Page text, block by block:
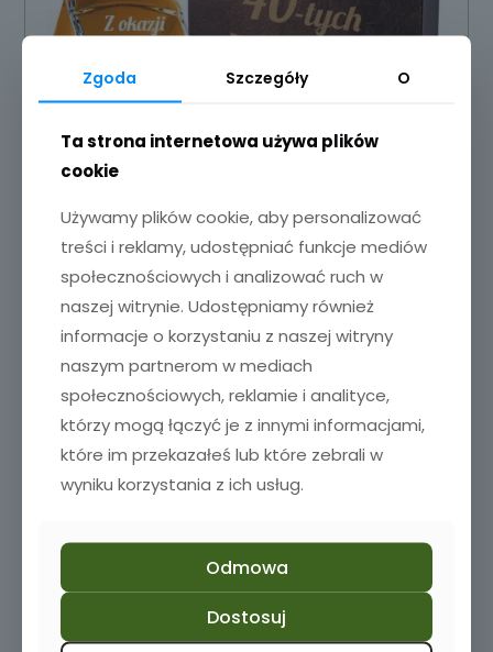
Zestaw z grawerem karafka i szklanki
175,00
Dodaj do koszyka
Zgoda Szczegóły O
Ta strona internetowa używa plików
cookie
Używamy plików cookie, aby personalizować
treści i reklamy, udostępniać funkcje mediów
społecznościowych i analizować ruch w
naszej witrynie. Udostępniamy również
informacje o korzystaniu z naszej witryny
naszym partnerom w mediach
społecznościowych, reklamie i analityce,
którzy mogą łączyć je z innymi informacjami,
które im przekazałeś lub które zebrali w
wyniku korzystania z ich usług.
Odmowa
Dostosuj